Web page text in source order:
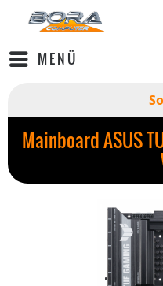
MENÜ
Mainboard ASUS